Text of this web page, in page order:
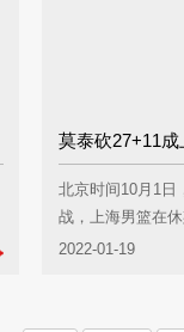
北京时间10月1日
战，上海男篮在
中，莫泰...
2022-01-19